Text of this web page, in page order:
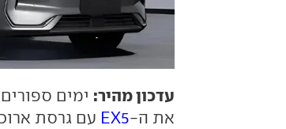
עדכון מהיר: ימים
את ה-EX5 עם גרסת